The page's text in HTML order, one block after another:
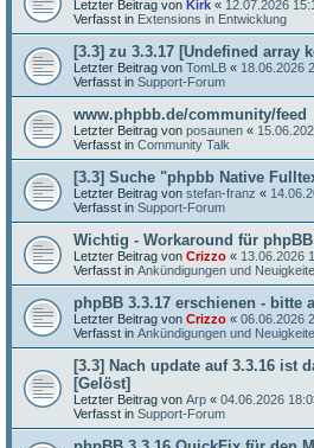
Letzter Beitrag von Kirk « 12.07.2026
Verfasst in Extensions in Entwicklung
[3.3] zu 3.3.17 [Undefined array
Letzter Beitrag von TomLB « 18.06.2026
Verfasst in Support-Forum
www.phpbb.de/community/feed
Letzter Beitrag von posaunen «
Verfasst in Community Talk
[3.3] Suche "phpbb Native
Letzter Beitrag von stefan-franz «
Verfasst in Support-Forum
Wichtig - Workaround für
Letzter Beitrag von Crizzo « 13.06.2026
Verfasst in Ankündigungen und
phpBB 3.3.17 erschienen - bitte
Letzter Beitrag von Crizzo « 06.06.2026
Verfasst in Ankündigungen und
[3.3] Nach update auf 3.3.16 ist
[Gelöst]
Letzter Beitrag von Arp « 04.06.2026
Verfasst in Support-Forum